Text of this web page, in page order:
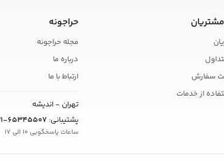
سفارش
از خدمات
حراجونه
مجله حراجونه
درباره ما
ارتباط با ما
تهران - اندیشه
پشتیبانی: 65345507
ساعات پاسخگویی 10 الی 17